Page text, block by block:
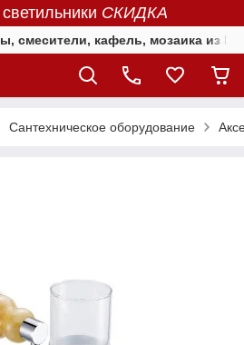
СКИДКА
смесители, кафель, мозаика из
Сантехническое оборудование